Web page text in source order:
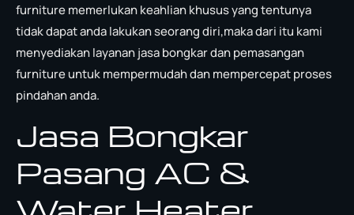
furniture memerlukan keahlian khusus yang tentunya
tidak dapat anda lakukan seorang diri,maka dari itu kami
menyediakan layanan jasa bongkar dan pemasangan
furniture untuk mempermudah dan mempercepat proses
pindahan anda.
Jasa Bongkar
Pasang AC &